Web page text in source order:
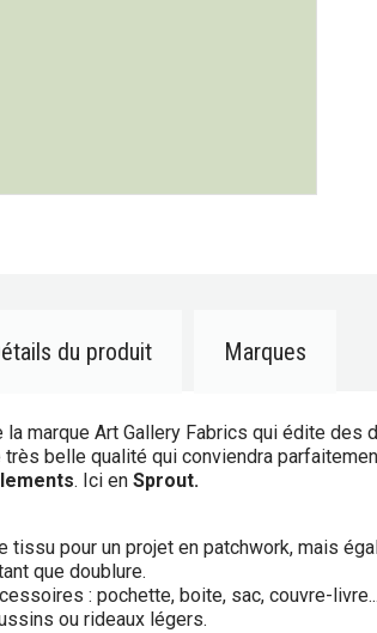
du produit Marques
la marque Art Gallery Fabrics qui édite
belle qualité qui conviendra
. Ici en Sprout.
tissu pour un projet en patchwork, mais
que doublure.
: pochette, boite, sac, couvre-livre...
ou rideaux légers.